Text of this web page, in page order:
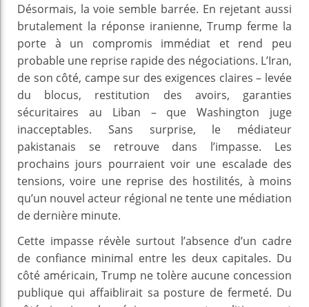
Désormais, la voie semble barrée. En rejetant aussi
brutalement la réponse iranienne, Trump ferme la
porte à un compromis immédiat et rend peu
probable une reprise rapide des négociations. L’Iran,
de son côté, campe sur des exigences claires – levée
du blocus, restitution des avoirs, garanties
sécuritaires au Liban – que Washington juge
inacceptables. Sans surprise, le médiateur
pakistanais se retrouve dans l’impasse. Les
prochains jours pourraient voir une escalade des
tensions, voire une reprise des hostilités, à moins
qu’un nouvel acteur régional ne tente une médiation
de dernière minute.
Cette impasse révèle surtout l’absence d’un cadre
de confiance minimal entre les deux capitales. Du
côté américain, Trump ne tolère aucune concession
publique qui affaiblirait sa posture de fermeté. Du